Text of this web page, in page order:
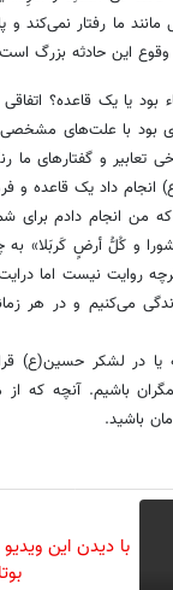
ما رفتار نمی‌کند و
وقوع این حادثه بزرگ
یا یک قاعده؟
بود با علت‌های
و گفتارهای ما
داد یک قاعده و
انجام دادم برای
و کُلُّ أرضٍ کَربَلا»
روایت نیست اما
می‌کنیم و در هر
لشکر حسین(ع)
باشیم. آنچه که
باشید.
با دیدن این